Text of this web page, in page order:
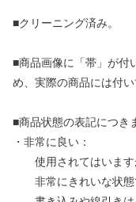
■クリーニング済み。
■商品画像に「帯」が付
め、実際の商品には付
■商品状態の表記につき
・非常に良い：
使用されてはいます
非常にきれいな状態